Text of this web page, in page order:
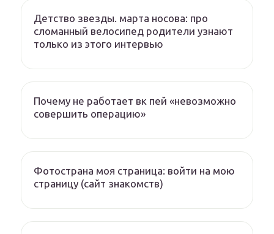
Детство звезды. марта носова: про
сломанный велосипед родители узнают
только из этого интервью
Почему не работает вк пей «невозможно
совершить операцию»
Фотострана моя страница: войти на мою
страницу (сайт знакомств)